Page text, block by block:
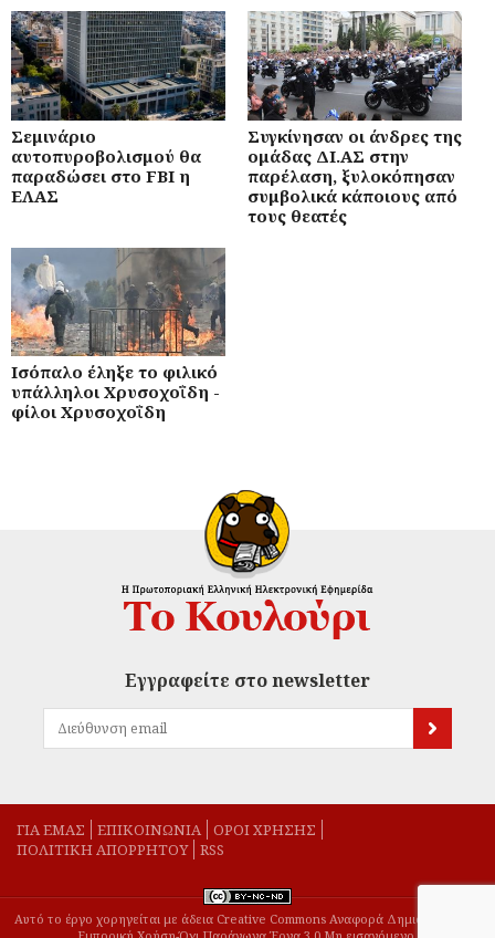
Σεμινάριο
αυτοπυροβολισμού θα
παραδώσει στο FBI η
ΕΛΑΣ
Συγκίνησαν οι άνδρες της
ομάδας ΔΙ.ΑΣ στην
παρέλαση, ξυλοκόπησαν
συμβολικά κάποιους από
τους θεατές
Ισόπαλο έληξε το φιλικό
υπάλληλοι Χρυσοχοΐδη -
φίλοι Χρυσοχοΐδη
Εγγραφείτε στο newsletter
ΓΙΑ ΕΜΑΣ EΠΙΚΟΙΝΩΝΙΑ
ΟΡΟΙ ΧΡΗΣΗΣ
ΠΟΛΙΤΙΚΗ ΑΠΟΡΡΗΤΟΥ
RSS
Αυτό το έργο χορηγείται με άδεια Creative Commons Αναφορά Δημιουργού-Μη